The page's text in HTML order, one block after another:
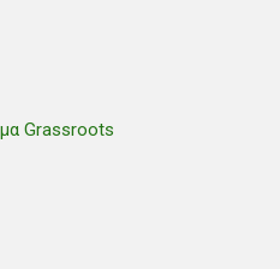
Grassroots